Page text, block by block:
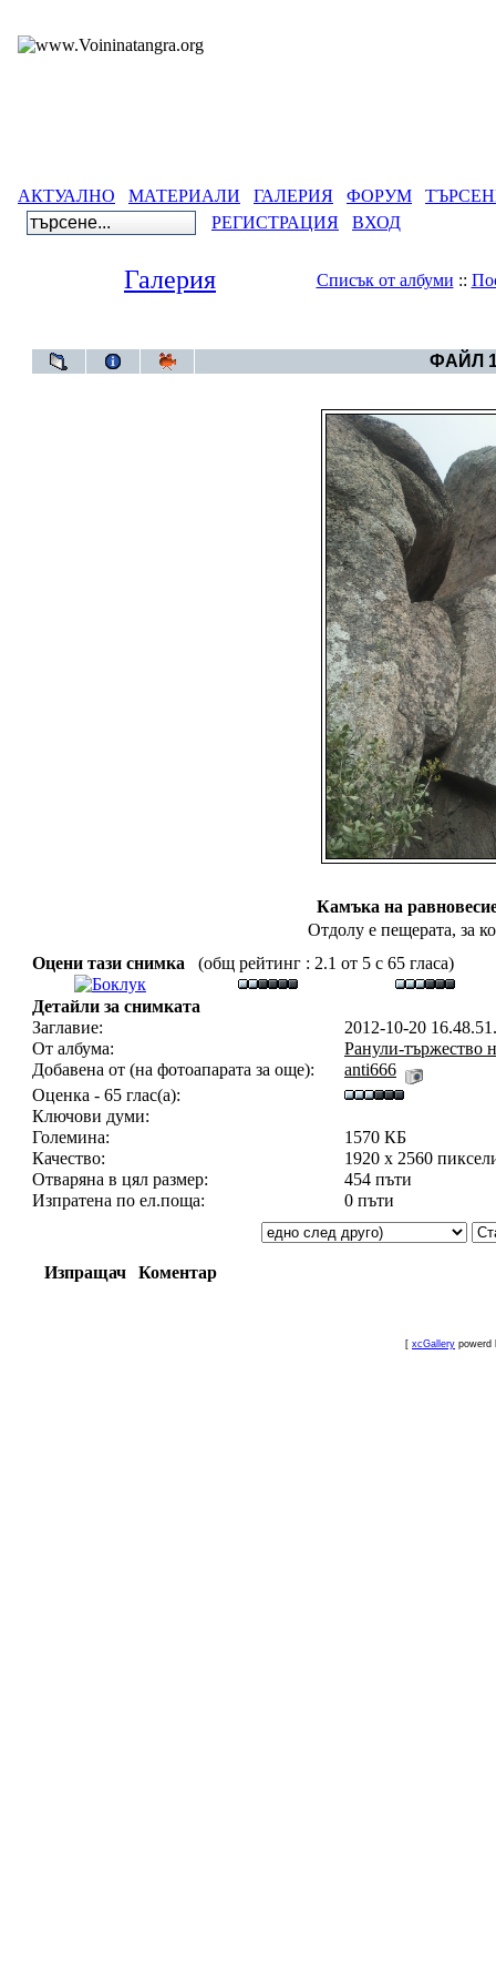
АКТУАЛНО МАТЕРИАЛИ ГАЛЕРИЯ ФОРУМ
РЕГИСТРАЦИЯ
ВХОД
Галерия Списък от албуми ::
ФАЙЛ
Камъка на
Отдолу е пещерата, за
Оцени тази снимка
(общ рейтинг : 2.1 от 5 с 65 гласа)
Детайли за снимката
Заглавие:
2012-10-20
От албума:
Ранули-тържество
Добавена от (на фотоапарата за още):
anti666
Оценка - 65 глас(а):
Ключови думи:
Големина:
1570 КБ
Качество:
1920 x 2560
Отваряна в цял размер:
454 пъти
Изпратена по ел.поща:
0 пъти
Изпращач Коментар
[ xcGallery